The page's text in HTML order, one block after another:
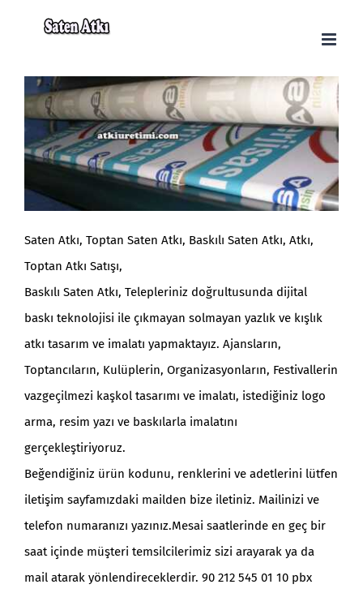
Saten Atkı, Toptan Saten Atkı, Baskılı Saten Atkı, Atkı,
Toptan Atkı Satışı,
Baskılı Saten Atkı, Telepleriniz doğrultusunda dijital
baskı teknolojisi ile çıkmayan solmayan yazlık ve kışlık
atkı tasarım ve imalatı yapmaktayız. Ajansların,
Toptancıların, Kulüplerin, Organizasyonların, Festivallerin
vazgeçilmezi kaşkol tasarımı ve imalatı, istediğiniz logo
arma, resim yazı ve baskılarla imalatını
gerçekleştiriyoruz.
Beğendiğiniz ürün kodunu, renklerini ve adetlerini lütfen
iletişim sayfamızdaki mailden bize iletiniz. Mailinizi ve
telefon numaranızı yazınız.Mesai saatlerinde en geç bir
saat içinde müşteri temsilcilerimiz sizi arayarak ya da
mail atarak yönlendireceklerdir. 90 212 545 01 10 pbx